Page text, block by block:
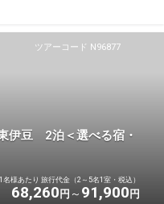
ツアーコード N96877
伊豆 2泊＜選べる宿・
名様あたり 旅行代金（2～5名1室・税込）
68,260 円 91,900 円